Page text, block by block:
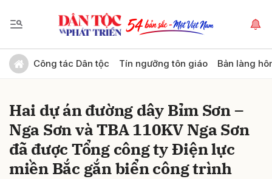
Công tác Dân tộc Tín ngưỡng tôn giáo Bản làng
Hai dự án đường dây Bỉm Sơn –
Nga Sơn và TBA 110KV Nga Sơn
đã được Tổng công ty Điện lực
miền Bắc gắn biển công trình
Gửi bình luận